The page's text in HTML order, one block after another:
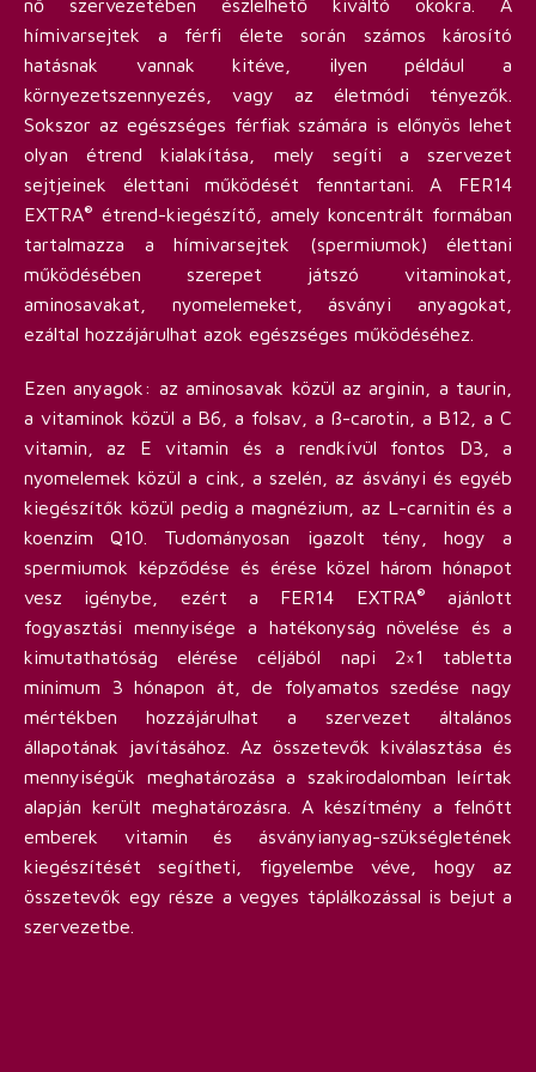
hímivarsejtek a férfi élete során számos károsító
hatásnak vannak kitéve, ilyen például a
környezetszennyezés, vagy az életmódi tényezők.
Sokszor az egészséges férfiak számára is előnyös lehet
olyan étrend kialakítása, mely segíti a szervezet
sejtjeinek élettani működését fenntartani. A FER14
EXTRA ®
étrend-kiegészítő, amely koncentrált formában
tartalmazza a hímivarsejtek (spermiumok) élettani
működésében szerepet játszó vitaminokat,
aminosavakat, nyomelemeket, ásványi anyagokat,
ezáltal hozzájárulhat azok egészséges működéséhez.
Ezen anyagok: az aminosavak közül az arginin, a taurin,
a vitaminok közül a B6, a folsav, a ß-carotin, a B12, a C
vitamin, az E vitamin és a rendkívül fontos D3, a
nyomelemek közül a cink, a szelén, az ásványi és egyéb
kiegészítők közül pedig a magnézium, az L-carnitin és a
koenzim Q10. Tudományosan igazolt tény, hogy a
spermiumok képződése és érése közel három hónapot
vesz igénybe, ezért a FER14 EXTRA ®
ajánlott
fogyasztási mennyisége a hatékonyság növelése és a
kimutathatóság elérése céljából napi 2×1 tabletta
minimum 3 hónapon át, de folyamatos szedése nagy
mértékben hozzájárulhat a szervezet általános
állapotának javításához. Az összetevők kiválasztása és
mennyiségük meghatározása a szakirodalomban leírtak
alapján került meghatározásra. A készítmény a felnőtt
emberek vitamin és ásványianyag-szükségletének
kiegészítését segítheti, figyelembe véve, hogy az
összetevők egy része a vegyes táplálkozással is bejut a
szervezetbe.